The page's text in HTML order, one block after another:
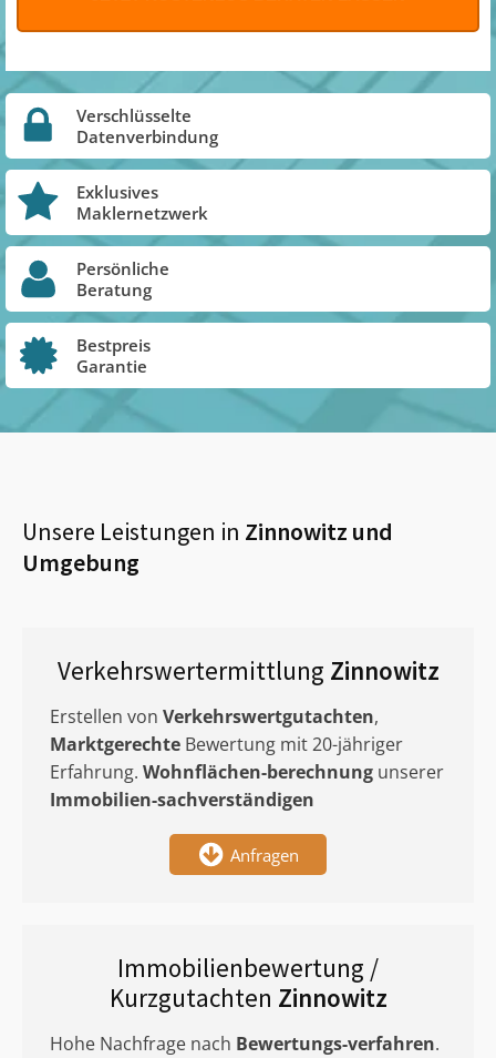
Verschlüsselte
Datenverbindung
Exklusives
Maklernetzwerk
Persönliche
Beratung
Bestpreis
Garantie
Unsere Leistungen in Zinnowitz und
Umgebung
Verkehrswertermittlung Zinnowitz
Erstellen von Verkehrswertgutachten,
Marktgerechte Bewertung mit 20-jähriger
Erfahrung. Wohnflächen-berechnung unserer
Immobilien-sachverständigen
Anfragen
Immobilienbewertung /
Kurzgutachten Zinnowitz
Hohe Nachfrage nach Bewertungs-verfahren.